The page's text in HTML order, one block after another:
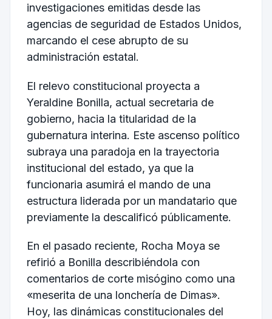
investigaciones emitidas desde las
agencias de seguridad de Estados Unidos,
marcando el cese abrupto de su
administración estatal.
El relevo constitucional proyecta a
Yeraldine Bonilla, actual secretaria de
gobierno, hacia la titularidad de la
gubernatura interina. Este ascenso político
subraya una paradoja en la trayectoria
institucional del estado, ya que la
funcionaria asumirá el mando de una
estructura liderada por un mandatario que
previamente la descalificó públicamente.
En el pasado reciente, Rocha Moya se
refirió a Bonilla describiéndola con
comentarios de corte misógino como una
«meserita de una lonchería de Dimas».
Hoy, las dinámicas constitucionales del